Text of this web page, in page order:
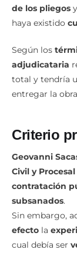
de los pliegos
haya existido
Según los
adjudicataria
total y tendría
entregar la
Criterio
Geovanni
Civil y
contratación
subsanados.
Sin embargo,
efecto la
cual debía ser